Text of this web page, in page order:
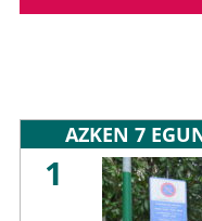
AZKEN 7
1